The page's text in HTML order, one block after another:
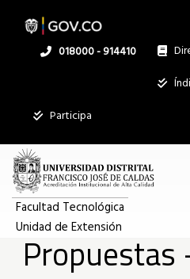
contenido
Linea
018000 - 914410
Participa
Facultad Tecnológica
Unidad de Extensión
Propuestas